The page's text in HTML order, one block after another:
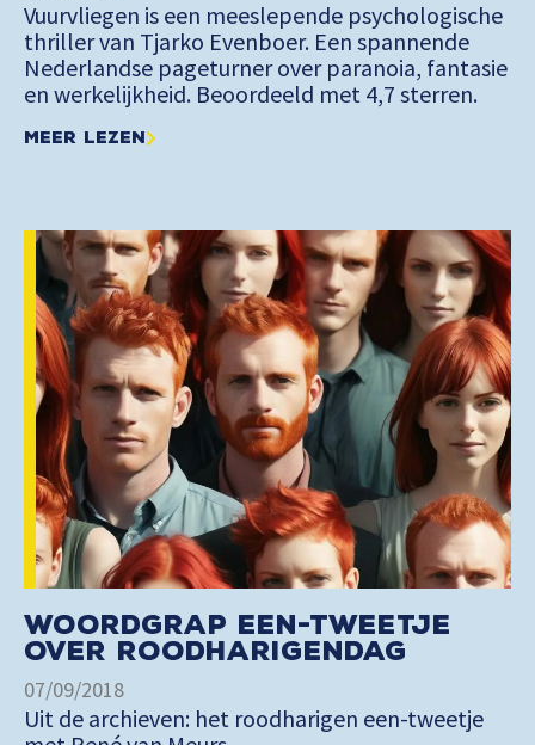
Vuurvliegen is een meeslepende psychologische
thriller van Tjarko Evenboer. Een spannende
Nederlandse pageturner over paranoia, fantasie
en werkelijkheid. Beoordeeld met 4,7 sterren.
Meer lezen
Woordgrap een-tweetje
over roodharigendag
07/09/2018
Uit de archieven: het roodharigen een-tweetje